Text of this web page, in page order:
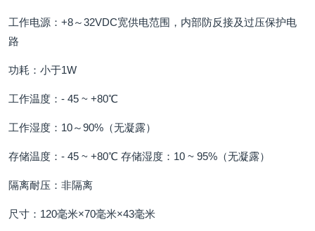
工作电源：+8～32VDC宽供电范围，内部防反接及过压保护电
路
功耗：小于1W
工作温度：- 45 ~ +80℃
工作湿度：10～90%（无凝露）
存储温度：- 45 ~ +80℃ 存储湿度：10 ~ 95%（无凝露）
隔离耐压：非隔离
尺寸：120毫米×70毫米×43毫米